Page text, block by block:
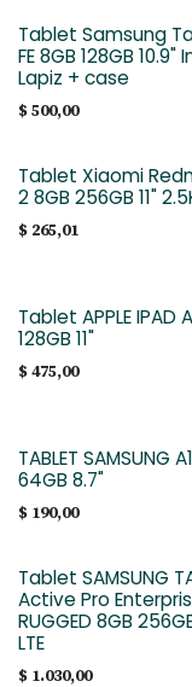
Tablet Samsung
FE 8GB 128GB 10.9"
Lapiz + case
$500,00
Tablet Xiaomi
2 8GB 256GB 11"
$ 265,01
Tablet APPLE IPAD
128GB 11"
$475,00
TABLET SAMSUNG
64GB 8.7"
$ 190,00
Tablet SAMSUNG
Active Pro
RUGGED 8GB
LTE
$ 1.030,00